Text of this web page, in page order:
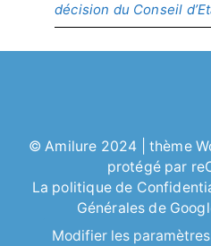
décision du Conseil
© Amilure 2024 | thème
protégé par
La politique de
Générales de
Modifier les